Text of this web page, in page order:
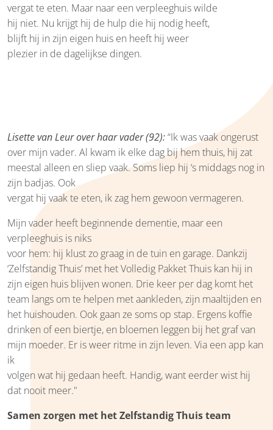
vergat te eten. Maar naar een verpleeghuis wilde
hij niet. Nu krijgt hij de hulp die hij nodig heeft,
blijft hij in zijn eigen huis en heeft hij weer
plezier in de dagelijkse dingen.
Lisette van Leur over haar vader (92):“Ik was vaak ongerust
over mijn vader. Al kwam ik elke dag bij hem thuis, hij zat
meestal alleen en sliep vaak. Soms liep hij ‘s middags nog in
zijn badjas. Ook
vergat hij vaak te eten, ik zag hem gewoon vermageren.
Mijn vader heeft beginnende dementie, maar een
verpleeghuis is niks
voor hem: hij klust zo graag in de tuin en garage. Dankzij
‘Zelfstandig Thuis’ met het Volledig Pakket Thuis kan hij in
zijn eigen huis blijven wonen. Drie keer per dag komt het
team langs om te helpen met aankleden, zijn maaltijden en
het huishouden. Ook gaan ze soms op stap. Ergens koffie
drinken of een biertje, en bloemen leggen bij het graf van
mijn moeder. Er is weer ritme in zijn leven. Via een app kan
ik
volgen wat hij gedaan heeft. Handig, want eerder wist hij
dat nooit meer."
Samen zorgen met het Zelfstandig Thuis team